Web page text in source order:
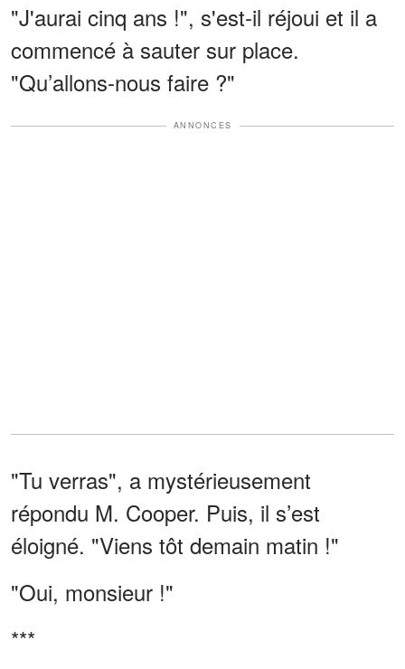
"J'aurai cinq ans !", s'est-il réjoui et il a
commencé à sauter sur place.
"Qu’allons-nous faire ?"
ANNONCES
"Tu verras", a mystérieusement
répondu M. Cooper. Puis, il s’est
éloigné. "Viens tôt demain matin !"
"Oui, monsieur !"
***